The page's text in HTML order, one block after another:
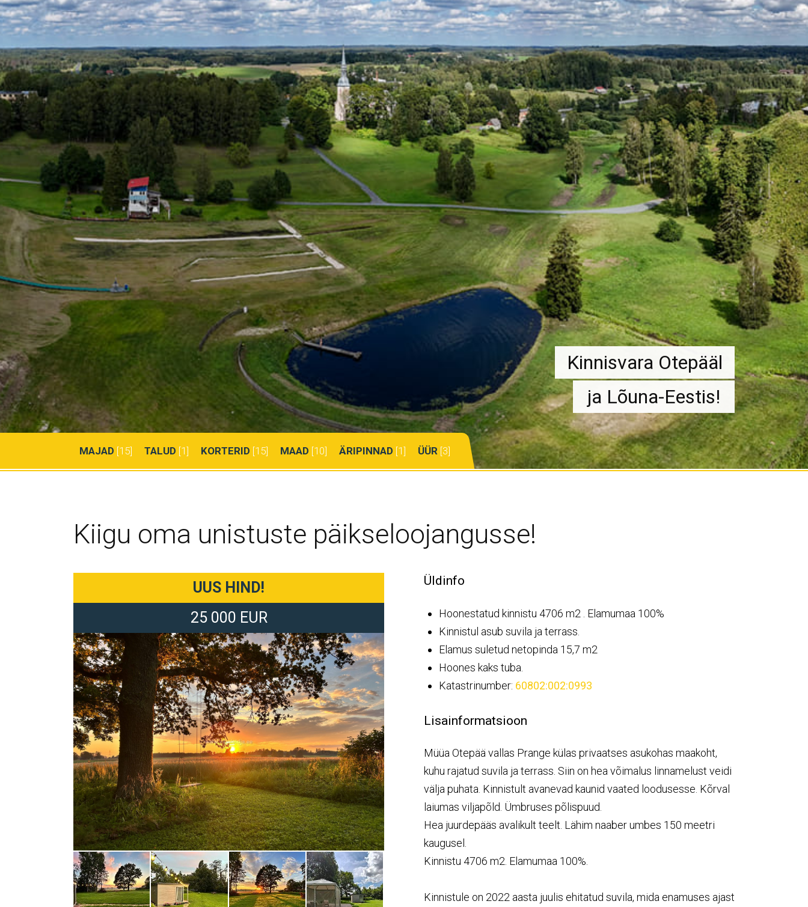
Kinnisvara Otepääl
ja Lõuna-Eestis!
MAJAD [15] TALUD [1] KORTERID [15] MAAD [10] ÄRIPINNAD [1] ÜÜR [3]
Kiigu oma unistuste päikseloojangusse!
UUS HIND!
25 000 EUR
Üldinfo
Hoonestatud kinnistu 4706 m2 . Elamumaa 100%
Kinnistul asub suvila ja terrass.
Elamus suletud netopinda 15,7 m2
Hoones kaks tuba.
Katastrinumber: 60802:002:0993
Lisainformatsioon
Müüa Otepää vallas Prange külas privaatses asukohas maakoht,
kuhu rajatud suvila ja terrass. Siin on hea võimalus linnamelust veidi
välja puhata. Kinnistult avanevad kaunid vaated loodusesse. Kõrval
laiumas viljapõld. Ümbruses põlispuud.
Hea juurdepääs avalikult teelt. Lähim naaber umbes 150 meetri
kaugusel.
Kinnistu 4706 m2. Elamumaa 100%.
Kinnistule on 2022 aasta juulis ehitatud suvila, mida enamuses ajast